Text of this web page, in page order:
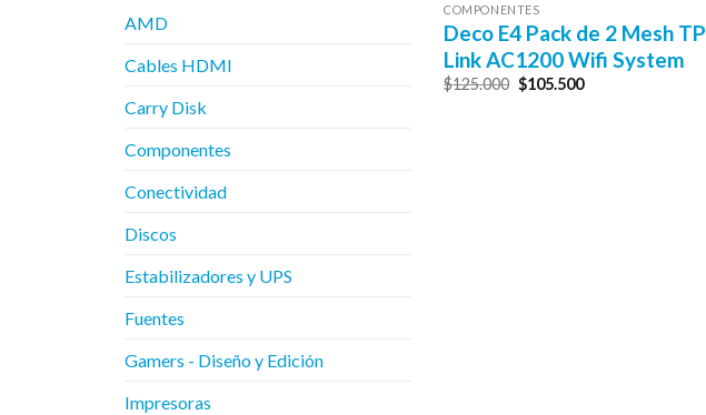
AMD
Cables HDMI
Carry Disk
Componentes
Conectividad
Discos
Estabilizadores y UPS
Fuentes
Gamers - Diseño y Edición
Impresoras
COMPONENTES
Deco E4 Pack de 2 Mesh TP
Link AC1200 Wifi System
$125.000 El
precio
$105.500El